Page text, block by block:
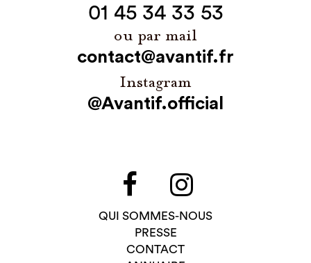
01 45 34 33 53
ou par mail
contact@avantif.fr
Instagram
@Avantif.official
QUI SOMMES-NOUS
PRESSE
CONTACT